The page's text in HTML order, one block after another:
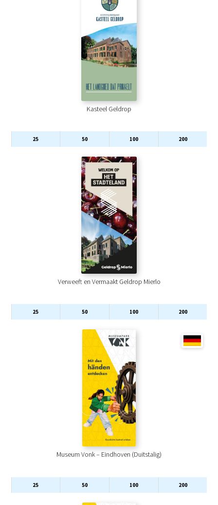
Kasteel Geldrop
25 50 100 200
Verweeft en Vermaakt Geldrop Mierlo
25 50 100 200
Museum Vonk – Eindhoven (Duitstalig)
25 50 100 200